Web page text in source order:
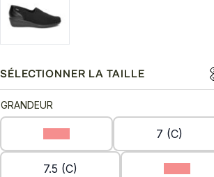
SÉLECTIONNER LA TAILLE
GRANDEUR
7 (C)
7.5 (C)